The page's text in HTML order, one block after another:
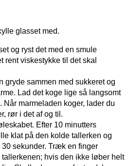
glasset med.
og ryst det med en smule
rent viskestykke til det skal
gryde sammen med sukkeret og
Lad det koge lige så langsomt
Når marmeladen koger, lader du
rør i det af og til.
Efter 10 minutters
klat på den kolde tallerken og
sekunder. Træk en finger
hvis den ikke løber helt